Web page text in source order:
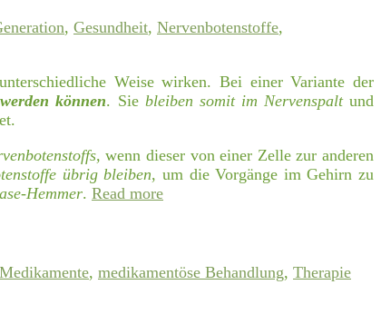
, Gesundheit, Nervenbotenstoffe,
Weise wirken. Bei einer Variante der
können. Sie bleiben somit im Nervenspaltund
wenn dieser von einer Zelle zur anderen
übrig bleiben, um die Vorgänge im Gehirn zu
Hemmer. Read more
Medikamente, medikamentöse Behandlung, Therapie